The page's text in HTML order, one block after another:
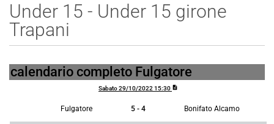
Under 15 - Under 15 girone
Trapani
calendario completo Fulgatore
Sabato 29/10/2022 15:30 description
Fulgatore 5 - 4 Bonifato Alcamo